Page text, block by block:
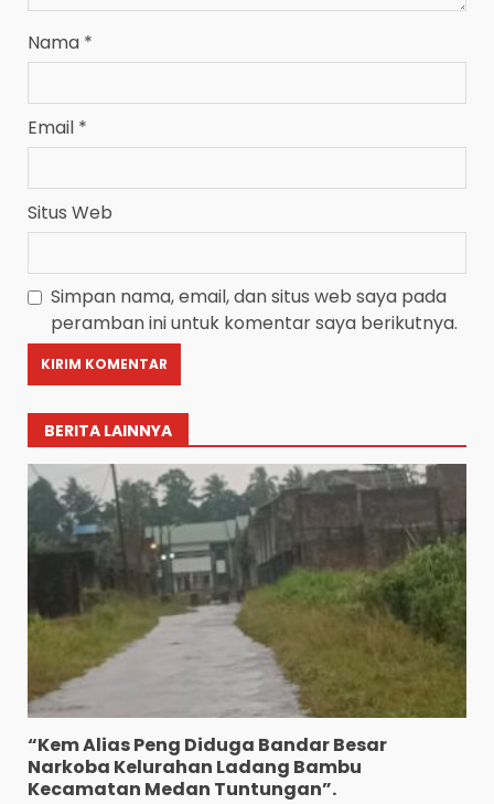
Nama *
Email *
Situs Web
Simpan nama, email, dan situs web saya pada
peramban ini untuk komentar saya berikutnya.
BERITA LAINNYA
“Kem Alias Peng Diduga Bandar Besar
Narkoba Kelurahan Ladang Bambu
Kecamatan Medan Tuntungan”.